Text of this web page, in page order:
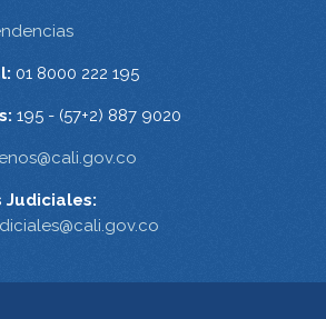
01 8000 222 195
195 - (57+2) 887 9020
Judiciales: